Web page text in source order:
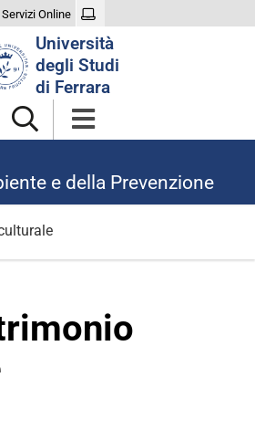
Servizi Online
Università
degli Studi
di Ferrara
e della Prevenzione